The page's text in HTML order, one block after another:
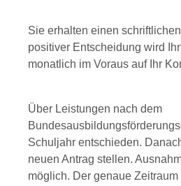
Sie erhalten einen
positiver Entscheidung wird
monatlich im Voraus auf Ihr
Über Leistungen nach dem
Schuljahr entschieden.
neuen Antrag stellen.
möglich. Der genaue